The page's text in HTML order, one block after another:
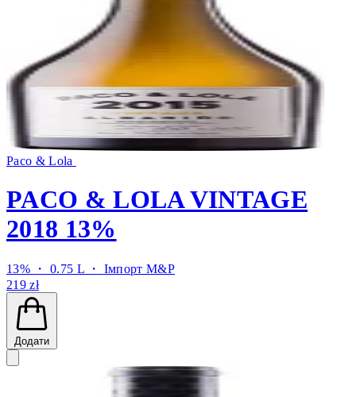
Paco & Lola
PACO & LOLA VINTAGE
2018 13%
13% ・ 0.75 L ・ Імпорт M&P
219 zł
Додати